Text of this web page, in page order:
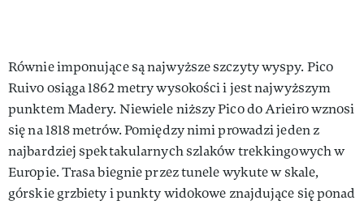
Równie imponujące są najwyższe szczyty wyspy. Pico
Ruivo osiąga 1862 metry wysokości i jest najwyższym
punktem Madery. Niewiele niższy Pico do Arieiro wznosi
się na 1818 metrów. Pomiędzy nimi prowadzi jeden z
najbardziej spektakularnych szlaków trekkingowych w
Europie. Trasa biegnie przez tunele wykute w skale,
górskie grzbiety i punkty widokowe znajdujące się ponad